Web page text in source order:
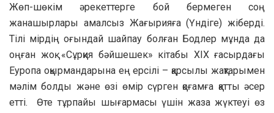
Жөп-шөкім әрекеттерге бой бермеген соң
жанашырлары амалсыз Жағырияға (Үндіге) жіберді.
Тілі мірдің оғындай шайпау болған Бодлер мұнда да
оңған жоқ. «Сұрқия бәйшешек» кітабы ХІХ ғасырдағы
Еуропа оқырмандарына ең ерсілі – қарсылы жақтарымен
мәлім болды және өзі өмір сүрген қоғамға қатты әсер
етті. Өте тұрпайы шығармасы үшін жаза жүктеуі өз